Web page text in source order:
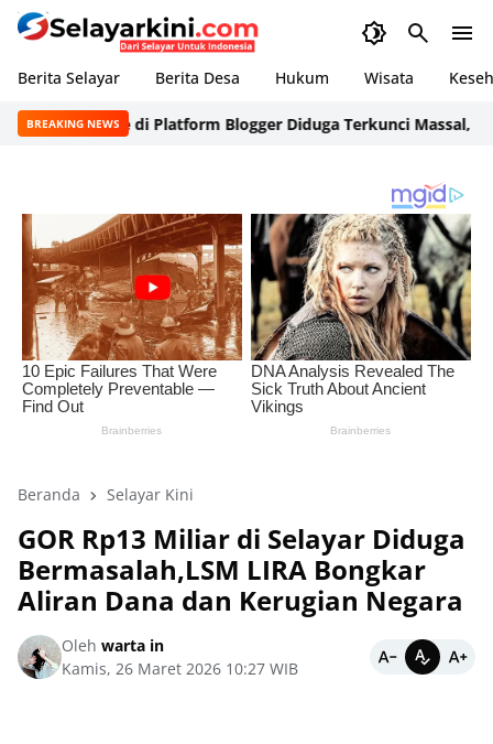
Berita Selayar Berita Desa Hukum Wisata
BREAKING NEWS
Online di Platform Blogger Diduga Terkunci Massal,
Beranda Selayar Kini
GOR Rp13 Miliar di Selayar Diduga
Bermasalah,LSM LIRA Bongkar
Aliran Dana dan Kerugian Negara
Oleh warta in
Kamis, 26 Maret 2026 10:27 WIB